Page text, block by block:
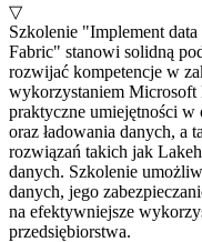
▽
Szkolenie "Implement
Fabric" stanowi solidną
rozwijać kompetencje w
wykorzystaniem Microsoft
praktyczne umiejętności w
oraz ładowania danych, a
rozwiązań takich jak
danych. Szkolenie
danych, jego
na efektywniejsze
przedsiębiorstwa.